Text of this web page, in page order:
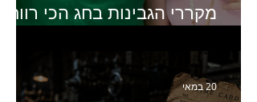
מקררי הגבינות בחג הכי רווחי
סמנכ״לית השיווק והמכירות
של מחלבות גד
20 במאי